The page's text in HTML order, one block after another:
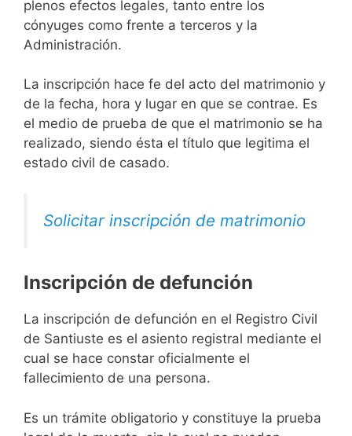
plenos efectos legales, tanto entre los
cónyuges como frente a terceros y la
Administración.
La inscripción hace fe del acto del matrimonio y
de la fecha, hora y lugar en que se contrae. Es
el medio de prueba de que el matrimonio se ha
realizado, siendo ésta el título que legitima el
estado civil de casado.
Solicitar inscripción de matrimonio
Inscripción de defunción
La inscripción de defunción en el Registro Civil
de Santiuste es el asiento registral mediante el
cual se hace constar oficialmente el
fallecimiento de una persona.
Es un trámite obligatorio y constituye la prueba